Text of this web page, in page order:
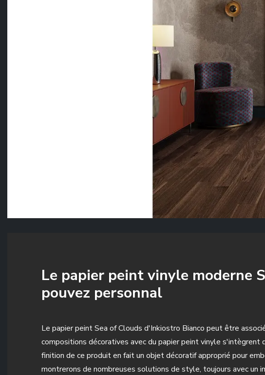
Le papier peint vinyle moderne
pouvez personnal
Le papier peint Sea of Clouds d'Inkiostro Bianco peut être
compositions décoratives avec du papier peint vinyle
finition de ce produit en fait un objet décoratif approprié pour
montrerons de nombreuses solutions de style, toujours avec un